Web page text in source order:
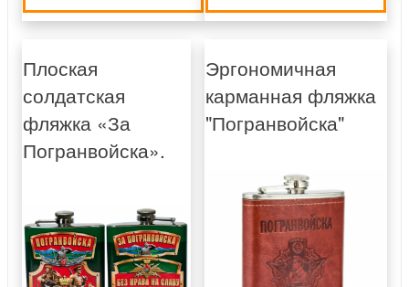
Плоская
солдатская
фляжка «За
Погранвойска».
Эргономичная
карманная фляжка
"Погранвойска"